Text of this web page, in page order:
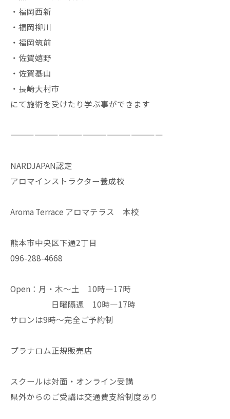
・福岡西新
・福岡柳川
・福岡筑前
・佐賀嬉野
・佐賀基山
・長崎大村市
にて施術を受けたり学ぶ事ができます
———————————————————
NARDJAPAN認定
アロマインストラクター養成校
Aroma Terrace アロマテラス 本校
熊本市中央区下通2丁目
096-288-4668
Open：月・木〜土 10時—17時
日曜隔週 10時—17時
サロンは9時〜完全ご予約制
プラナロム正規販売店
スクールは対面・オンライン受講
県外からのご受講は交通費支給制度あり